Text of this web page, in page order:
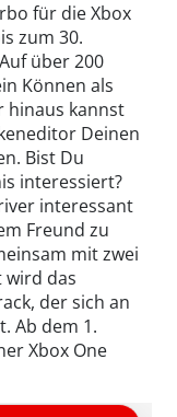
für die Xbox
zum 30.
über 200
Können als
hinaus kannst
Deinen
Bist Du
interessiert?
interessant
Freund zu
mit zwei
das
der sich an
Ab dem 1.
Xbox One